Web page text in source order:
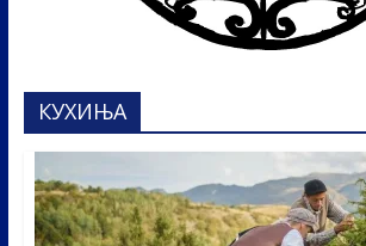
КУХИЊА